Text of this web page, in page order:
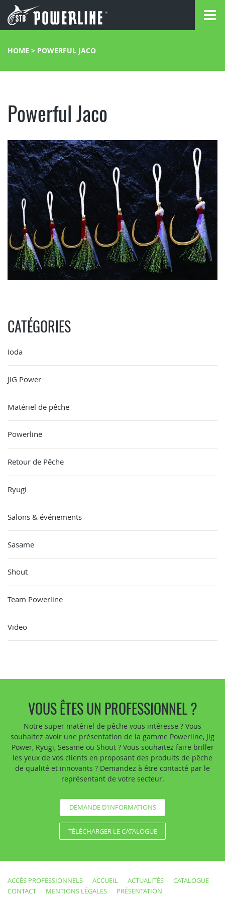
HOME > POWERFUL JACO
Powerful Jaco
CATÉGORIES
Ioda
JIG Power
Matériel de pêche
Powerline
Retour de Pêche
Ryugi
Salons & événements
Sasame
Shout
Team Powerline
Video
VOUS ÊTES UN PROFESSIONNEL ?
Notre super matériel de pêche vous intéresse ? Vous
souhaitez avoir une présentation de la gamme Powerline, Jig
Power, Ryugi, Sesame ou Shout ? Vous souhaitez faire briller
les yeux de vos clients en proposant des produits de pêche
de qualité et innovants ? Demandez à être contacté par le
représentant de votre secteur.
DEMANDE D'INFORMATIONS
TÉLÉCHARGER LE CATALOGUE
ACCÈS PROFESSIONNELS ACCUEIL ACTUALITÉS
CATALOGUE
CONTACT
MENTIONS LÉGALES PRÉSENTATION